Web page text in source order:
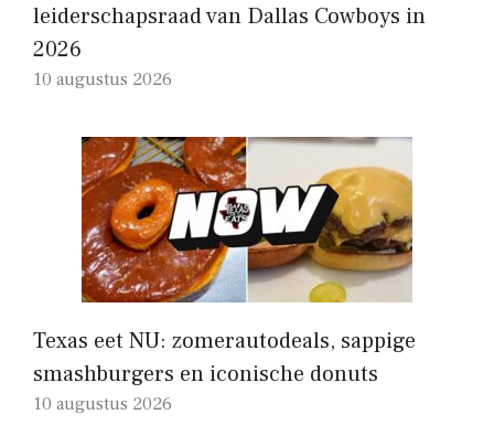
leiderschapsraad van Dallas Cowboys in
2026
10 augustus 2026
Texas eet NU: zomerautodeals, sappige
smashburgers en iconische donuts
10 augustus 2026